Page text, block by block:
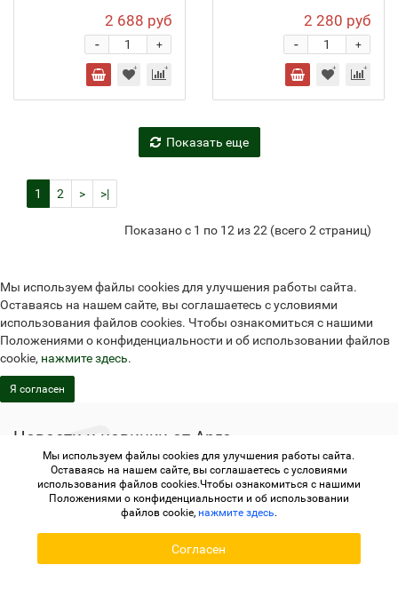
2 688 руб
+
-
2 280 руб
+
-
Показать еще
1 2 > >|
Показано с 1 по 12 из 22 (всего 2 страниц)
Мы используем файлы cookies для улучшения работы сайта.
Оставаясь на нашем сайте, вы соглашаетесь с условиями
использования файлов cookies. Чтобы ознакомиться с нашими
Положениями о конфиденциальности и об использовании файлов
cookie, нажмите здесь.
Я согласен
Новости и новинки от Арго
Свежая продукция и новости на ваш E-Mail
Подписаться
Не является публичной офертой
Мы используем файлы cookies для улучшения работы сайта.
Оставаясь на нашем сайте, вы соглашаетесь с условиями
использования файлов cookies.Чтобы ознакомиться с нашими
Положениями о конфиденциальности и об использовании
файлов cookie, нажмите здесь.
Согласен